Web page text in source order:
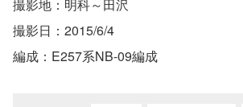
撮影地：明科～田沢
撮影日：2015/6/4
編成：E257系NB-09編成